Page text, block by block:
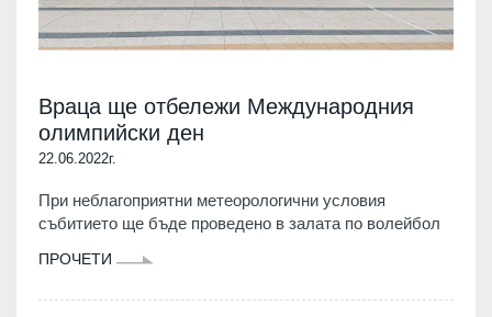
Враца ще отбележи Международния
олимпийски ден
22.06.2022г.
При неблагоприятни метеорологични условия
събитието ще бъде проведено в залата по волейбол
ПРОЧЕТИ